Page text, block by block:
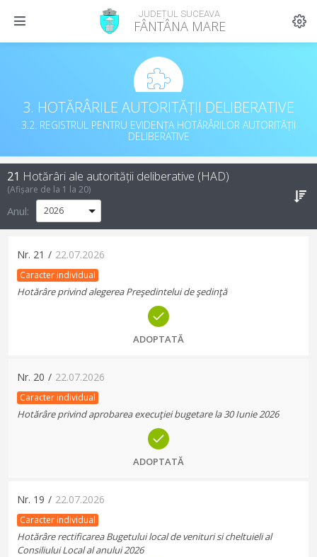
JUDEȚUL SUCEAVA
FÂNTÂNA MARE
3. HOTĂRÂRILE AUTORITĂȚII DELIBERATIVE
3.2. REGISTRUL PENTRU EVIDENȚA HOTĂRÂRILOR AUTORITĂȚII
DELIBERATIVE
21 Hotărâri ale autorității deliberative (HAD)
(Afișare de la 1 la 20)
Anul:
Nr. 21 / 22.07.2026
Caracter individual
Hotărâre privind alegerea Preşedintelui de şedinţă
ADOPTATĂ
Nr. 20 / 22.07.2026
Caracter individual
Hotărâre privind aprobarea execuţiei bugetare la 30 Iunie 2026
ADOPTATĂ
Nr. 19 / 22.07.2026
Caracter individual
Hotărâre rectificarea Bugetului local de venituri si cheltuieli al
Consiliului Local al anului 2026